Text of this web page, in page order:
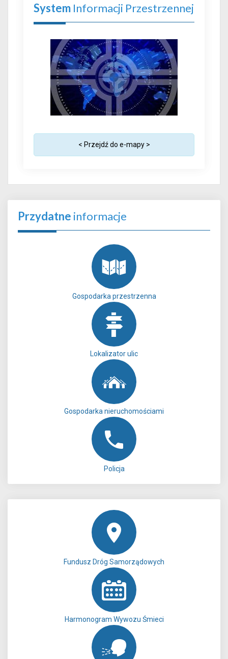
System Informacji Przestrzennej
< Przejdź do e-mapy >
Przydatne informacje
Gospodarka przestrzenna
Lokalizator ulic
Gospodarka nieruchomościami
Policja
Fundusz Dróg Samorządowych
Harmonogram Wywozu Śmieci